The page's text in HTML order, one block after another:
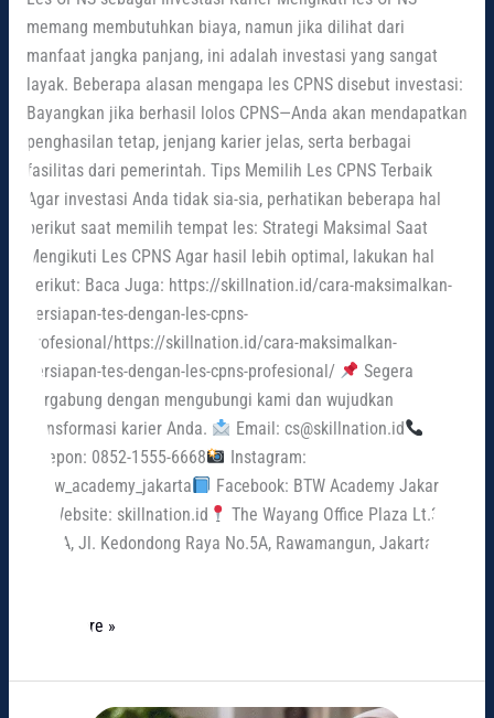
memang membutuhkan biaya, namun jika dilihat dari
manfaat jangka panjang, ini adalah investasi yang sangat
layak. Beberapa alasan mengapa les CPNS disebut investasi:
Bayangkan jika berhasil lolos CPNS—Anda akan mendapatkan
penghasilan tetap, jenjang karier jelas, serta berbagai
fasilitas dari pemerintah. Tips Memilih Les CPNS Terbaik
Agar investasi Anda tidak sia-sia, perhatikan beberapa hal
berikut saat memilih tempat les: Strategi Maksimal Saat
Mengikuti Les CPNS Agar hasil lebih optimal, lakukan hal
berikut: Baca Juga: https://skillnation.id/cara-maksimalkan-
persiapan-tes-dengan-les-cpns-
profesional/https://skillnation.id/cara-maksimalkan-
persiapan-tes-dengan-les-cpns-profesional/
Segera
bergabung dengan mengubungi kami dan wujudkan
transformasi karier Anda.
Email: cs@skillnation.id
Telepon: 0852-1555-6668
Instagram:
@btw_academy_jakarta
Facebook: BTW Academy Jakarta
Website: skillnation.id
The Wayang Office Plaza Lt.3,
Kav. A, Jl. Kedondong Raya No.5A, Rawamangun, Jakarta
Read More »